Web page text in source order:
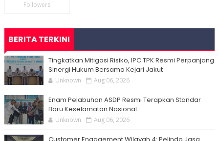
Followers
BERITA TERKINI
Tingkatkan Mitigasi Risiko, IPC TPK Resmi Perpanjang
Sinergi Hukum Bersama Kejari Jakut
Unknown Aug 06, 2026
Enam Pelabuhan ASDP Resmi Terapkan Standar
Baru Keselamatan Nasional
Unknown Aug 06, 2026